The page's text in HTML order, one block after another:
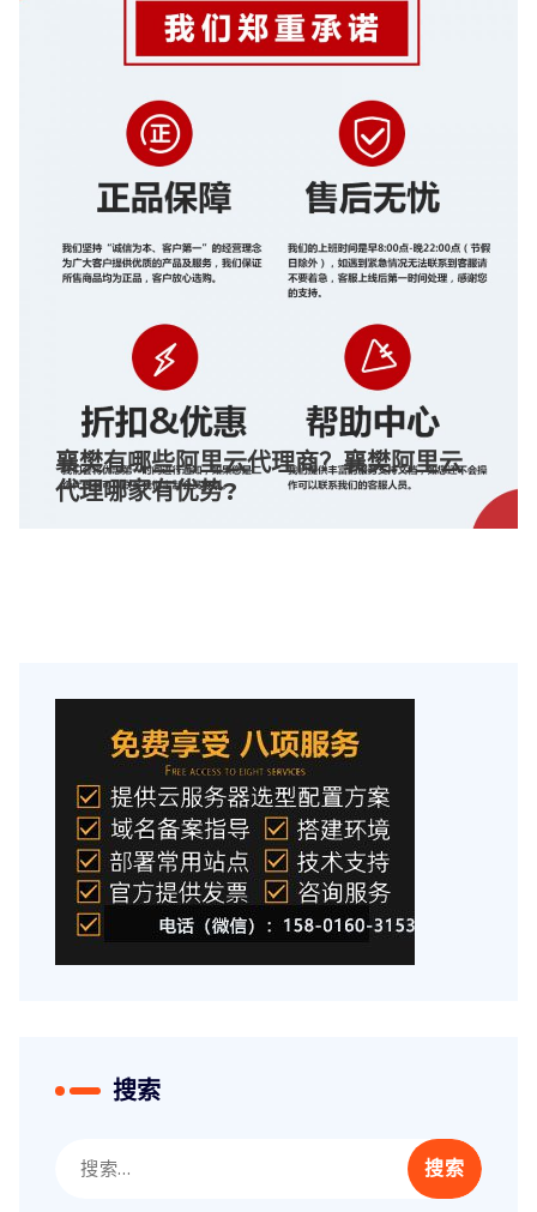
襄樊有哪些阿里云代理商？襄樊阿里云
代理哪家有优势?
搜索
索：